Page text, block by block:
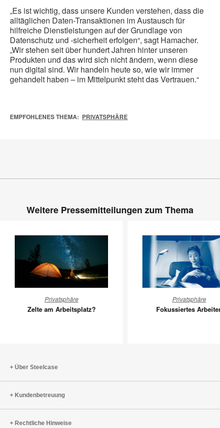
„Es ist wichtig, dass unsere Kunden verstehen, dass die
alltäglichen Daten-Transaktionen im Austausch für
hilfreiche Dienstleistungen auf der Grundlage von
Datenschutz und -sicherheit erfolgen“, sagt Hamacher.
„Wir stehen seit über hundert Jahren hinter unseren
Produkten und das wird sich nicht ändern, wenn diese
nun digital sind. Wir handeln heute so, wie wir immer
gehandelt haben – im Mittelpunkt steht das Vertrauen.“
EMPFOHLENES THEMA: PRIVATSPHÄRE
Weitere Pressemitteilungen zum Thema
am
Arbeitsplatz?
Privatsphäre
Zelte am Arbeitsplatz?
Arbeiten
Privatsphäre
Fokussiertes
Über Steelcase
Kundenbetreuung
Rechtliche Hinweise